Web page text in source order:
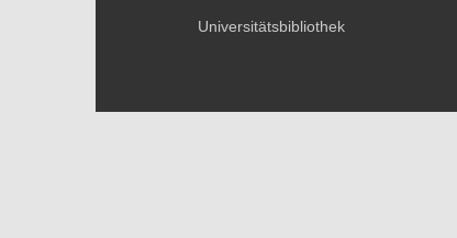
Universitätsbibliothek